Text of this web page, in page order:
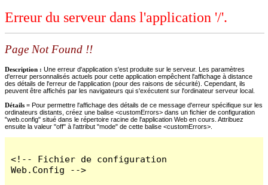
Erreur du serveur dans l'application '/'.
Page Not Found !!
Description : Une erreur d'application s'est produite sur le serveur. Les paramètres
d'erreur personnalisés actuels pour cette application empêchent l'affichage à distance
des détails de l'erreur de l'application (pour des raisons de sécurité). Cependant, ils
peuvent être affichés par les navigateurs qui s'exécutent sur l'ordinateur serveur local.
Détails = Pour permettre l'affichage des détails de ce message d'erreur spécifique sur les
ordinateurs distants, créez une balise <customErrors> dans un fichier de configuration
"web.config" situé dans le répertoire racine de l'application Web en cours. Attribuez
ensuite la valeur "off" à l'attribut "mode" de cette balise <customErrors>.
<!-- Fichier de configuration
Web.Config -->